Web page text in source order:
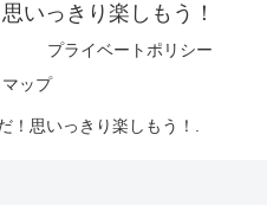
いっきり楽しもう！
プライベートポリシー
ップ
思いっきり楽しもう！.